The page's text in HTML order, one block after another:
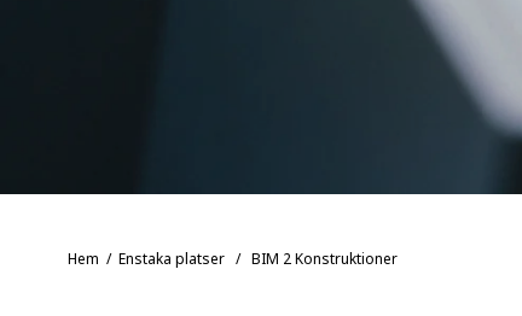
Hem / Enstaka platser / BIM 2 Konstruktioner